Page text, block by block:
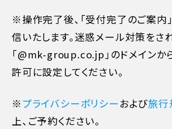
7日目に当たる日以前
旅行開始日の前日
旅行開始日の当日
※操作完了後、「受付完了のご案内
信いたします。迷惑メール対策をさ
「@mk-group.co.jp」のドメインか
許可に設定してください。
※プライバシーポリシーおよび旅行
上、ご予約ください。